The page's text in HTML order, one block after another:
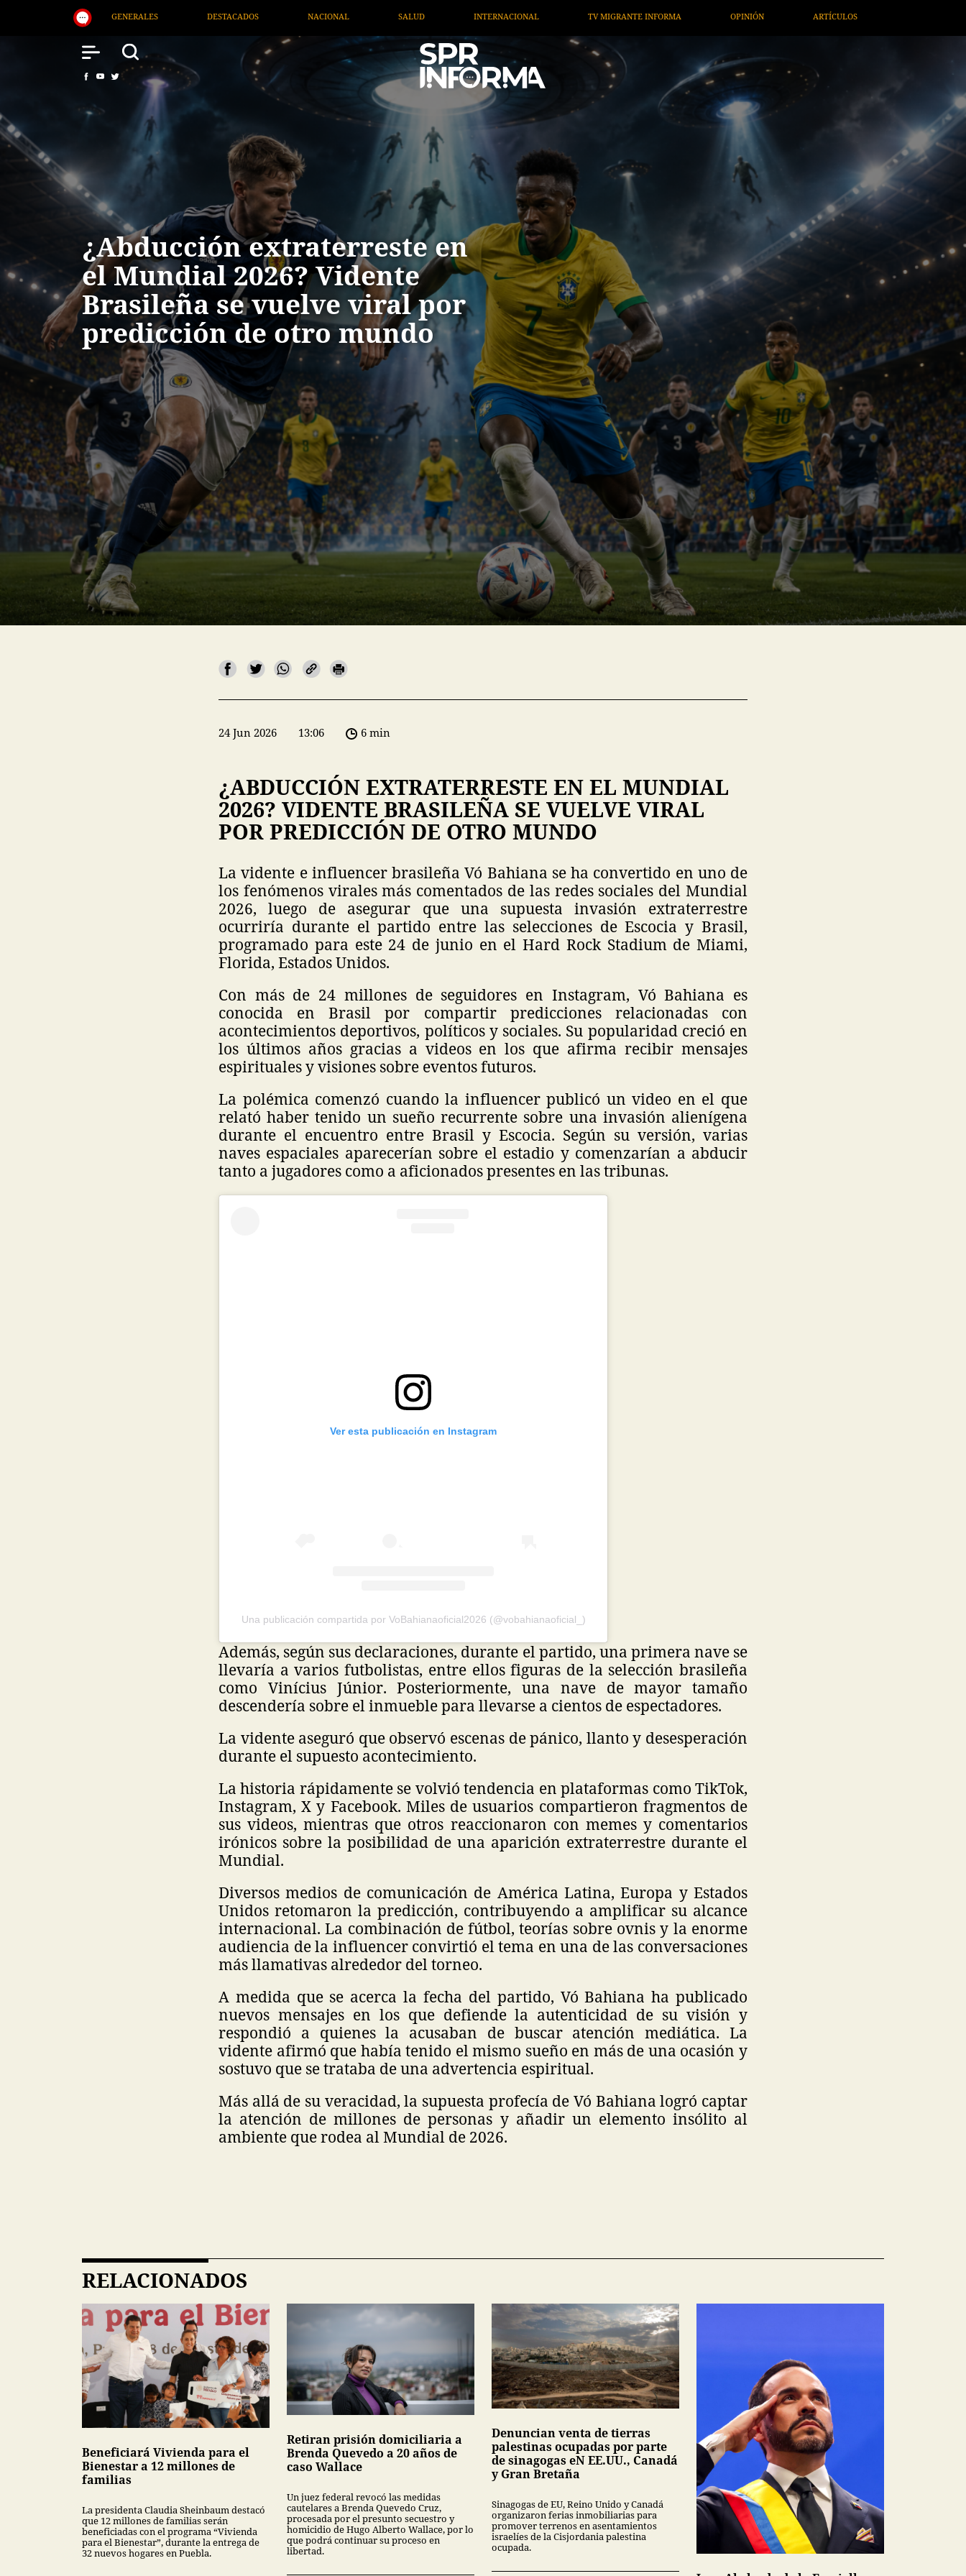
NACIONAL INTERNACIONAL TV MIGRANTE INFORMA OPINIÓN ARTÍCULOS ARTE / ENTRETENIMIENTO ECONOMÍA / NEGOCIOS
¿Abducción extraterreste en
el Mundial 2026? Vidente
Brasileña se vuelve viral por
predicción de otro mundo
24 Jun 2026 13:06 6 min
¿ABDUCCIÓN EXTRATERRESTE EN EL MUNDIAL
2026? VIDENTE BRASILEÑA SE VUELVE VIRAL
POR PREDICCIÓN DE OTRO MUNDO
La vidente e influencer brasileña Vó Bahiana se ha convertido en uno de
los fenómenos virales más comentados de las redes sociales del Mundial
2026, luego de asegurar que una supuesta invasión extraterrestre
ocurriría durante el partido entre las selecciones de Escocia y Brasil,
programado para este 24 de junio en el Hard Rock Stadium de Miami,
Florida, Estados Unidos.
Con más de 24 millones de seguidores en Instagram, Vó Bahiana es
conocida en Brasil por compartir predicciones relacionadas con
acontecimientos deportivos, políticos y sociales. Su popularidad creció en
los últimos años gracias a videos en los que afirma recibir mensajes
espirituales y visiones sobre eventos futuros.
La polémica comenzó cuando la influencer publicó un video en el que
relató haber tenido un sueño recurrente sobre una invasión alienígena
durante el encuentro entre Brasil y Escocia. Según su versión, varias
naves espaciales aparecerían sobre el estadio y comenzarían a abducir
tanto a jugadores como a aficionados presentes en las tribunas.
Ver esta publicación en Instagram
Una publicación compartida por VoBahianaoficial2026 (@vobahianaoficial_)
Además, según sus declaraciones, durante el partido, una primera nave se
llevaría a varios futbolistas, entre ellos figuras de la selección brasileña
como Vinícius Júnior. Posteriormente, una nave de mayor tamaño
descendería sobre el inmueble para llevarse a cientos de espectadores.
La vidente aseguró que observó escenas de pánico, llanto y desesperación
durante el supuesto acontecimiento.
La historia rápidamente se volvió tendencia en plataformas como TikTok,
Instagram, X y Facebook. Miles de usuarios compartieron fragmentos de
sus videos, mientras que otros reaccionaron con memes y comentarios
irónicos sobre la posibilidad de una aparición extraterrestre durante el
Mundial.
Diversos medios de comunicación de América Latina, Europa y Estados
Unidos retomaron la predicción, contribuyendo a amplificar su alcance
internacional. La combinación de fútbol, teorías sobre ovnis y la enorme
audiencia de la influencer convirtió el tema en una de las conversaciones
más llamativas alrededor del torneo.
A medida que se acerca la fecha del partido, Vó Bahiana ha publicado
nuevos mensajes en los que defiende la autenticidad de su visión y
respondió a quienes la acusaban de buscar atención mediática. La
vidente afirmó que había tenido el mismo sueño en más de una ocasión y
sostuvo que se trataba de una advertencia espiritual.
Más allá de su veracidad, la supuesta profecía de Vó Bahiana logró captar
la atención de millones de personas y añadir un elemento insólito al
ambiente que rodea al Mundial de 2026.
RELACIONADOS
Beneficiará Vivienda para el
Bienestar a 12 millones de
familias
La presidenta Claudia Sheinbaum destacó
que 12 millones de familias serán
beneficiadas con el programa “Vivienda
para el Bienestar”, durante la entrega de
32 nuevos hogares en Puebla.
Retiran prisión domiciliaria a
Brenda Quevedo a 20 años de
caso Wallace
Un juez federal revocó las medidas
cautelares a Brenda Quevedo Cruz,
procesada por el presunto secuestro y
homicidio de Hugo Alberto Wallace, por lo
que podrá continuar su proceso en
libertad.
Denuncian venta de tierras
palestinas ocupadas por parte
de sinagogas eN EE.UU., Canadá
y Gran Bretaña
Sinagogas de EU, Reino Unido y Canadá
organizaron ferias inmobiliarias para
promover terrenos en asentamientos
israelíes de la Cisjordania palestina
ocupada.